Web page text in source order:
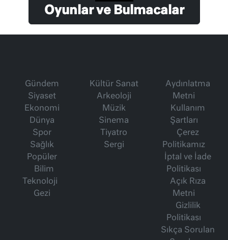
Oyunlar ve Bulmacalar
Gündem
Siyaset
Ekonomi
Dünya
Spor
Sağlık
Popüler
Bilim
Teknoloji
Gezi
Kültür Sanat
Arkeoloji
Müzik
Sinema
Tiyatro
Sergi
Aydınlatma
Metni
Kullanım
Şartları
Çerez
Politikamız
İptal ve İade
Politikası
Açık Rıza
Metni
Gizlilik
Politikası
Sıkça Sorulan